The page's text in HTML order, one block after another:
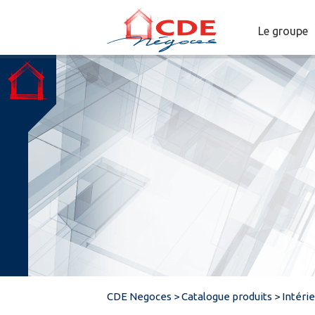
Le groupe
CDE Negoces >Catalogue produits >